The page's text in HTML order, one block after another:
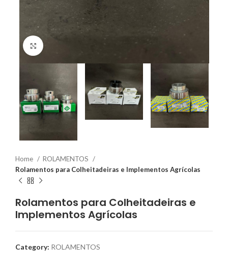
Home
ROLAMENTOS
Rolamentos para Colheitadeiras e Implementos Agrícolas
Rolamentos para Colheitadeiras e
Implementos Agrícolas
Category: ROLAMENTOS